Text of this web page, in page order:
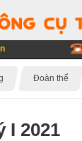
Đoàn thể
I 2021